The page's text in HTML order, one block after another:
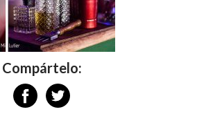
Compártelo: